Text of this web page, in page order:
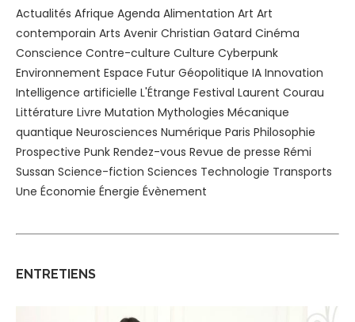
Actualités Afrique Agenda Alimentation Art Art
contemporain Arts Avenir Christian Gatard Cinéma
Conscience Contre-culture Culture Cyberpunk
Environnement Espace Futur Géopolitique IA Innovation
Intelligence artificielle L'Étrange Festival Laurent Courau
Littérature Livre Mutation Mythologies Mécanique
quantique Neurosciences Numérique Paris Philosophie
Prospective Punk Rendez-vous Revue de presse Rémi
Sussan Science-fiction Sciences Technologie Transports
Une Économie Énergie Évènement
ENTRETIENS